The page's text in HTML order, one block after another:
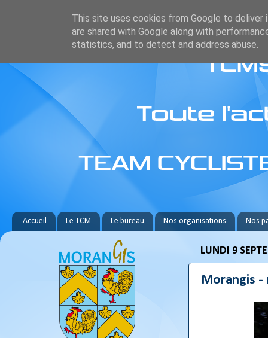
Accueil Le TCM Le bureau Nos organisations Nos
LUNDI 9
Morangis -
This site uses cookies from Google to deliver
are shared with Google along with
statistics, and to detect and address abuse.